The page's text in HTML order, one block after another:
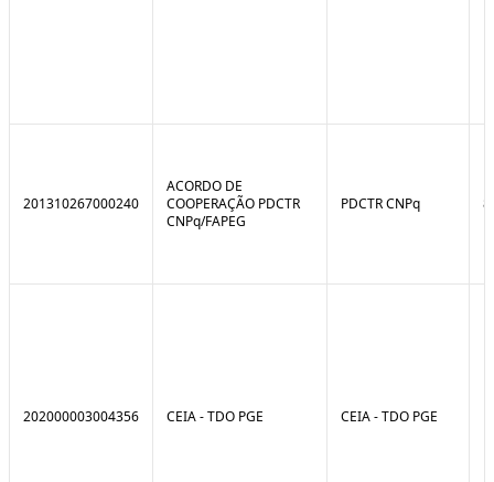
201310267000240
ACORDO DE
COOPERAÇÃO PDCTR
CNPq/FAPEG
PDCTR CNPq
202000003004356 CEIA - TDO PGE CEIA - TDO PGE